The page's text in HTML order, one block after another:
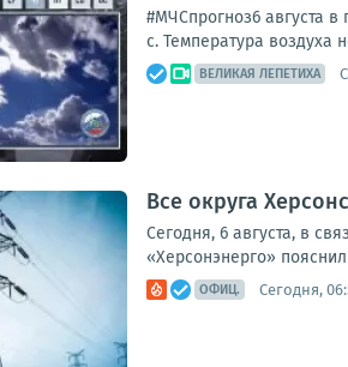
#МЧСпрогноз6 августа
с. Температура воздуха
ВЕЛИКАЯ ЛЕПЕТИХА
Все округа
Сегодня, 6 августа, в
«Херсонэнерго»
ОФИЦ. Сегодня,